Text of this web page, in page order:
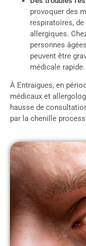
provoquer des
respiratoires,
allergiques.
personnes
peuvent être
médicale rapide.
À Entraigues, en
médicaux et
hausse de
par la chenille